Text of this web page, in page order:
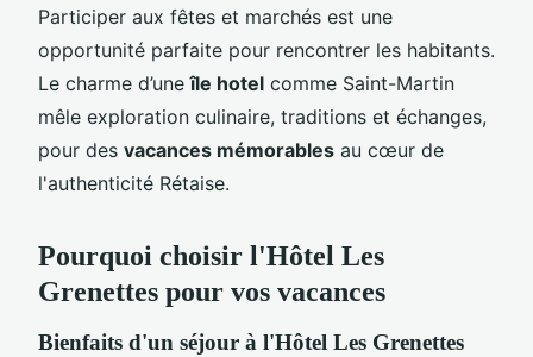
Participer aux fêtes et marchés est une
opportunité parfaite pour rencontrer les habitants.
Le charme d’uneîle hotel comme Saint-Martin
mêle exploration culinaire, traditions et échanges,
pour des vacances mémorables au cœur de
l'authenticité Rétaise.
Pourquoi choisir l'Hôtel Les
Grenettes pour vos vacances
Bienfaits d'un séjour à l'Hôtel Les Grenettes